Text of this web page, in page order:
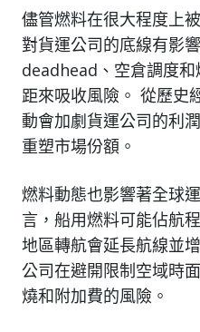
儘管燃料在很大程度上
對貨運公司的底線有影
deadhead、空倉調度
距來吸收風險。 從歷史
動會加劇貨運公司的利
重塑市場份額。
燃料動態也影響著全球
言，船用燃料可能佔航
地區轉航會延長航線並
公司在避開限制空域時
燒和附加費的風險。